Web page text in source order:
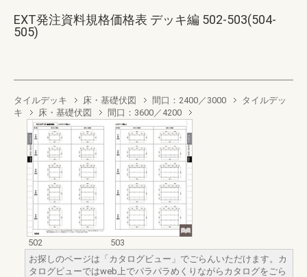
EXT発注資料規格価格表 デッキ編 502-503(504-
505)
タイルデッキ 床・基礎伏図 間口：2400／3000
タイルデッ
キ
床・基礎伏図 間口：3600／4200
502
503
お探しのページは「カタログビュー」でごらんいただけます。カ
タログビューではweb上でパラパラめくりながらカタログをごら